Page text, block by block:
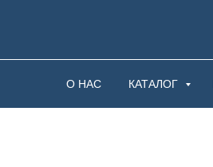
О НАС КАТАЛОГ